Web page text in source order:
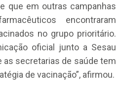
que em outras campanhas
encontraram
no grupo prioritário.
oficial junto a Sesau
secretarias de saúde tem
de vacinação”, afirmou.